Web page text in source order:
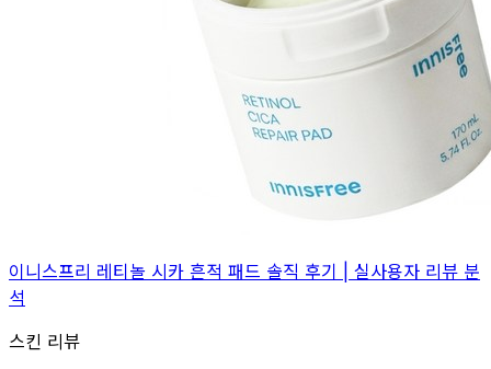
이니스프리 레티놀 시카 흔적 패드 솔직 후기 | 실사용자 리뷰 분
석
스킨 리뷰